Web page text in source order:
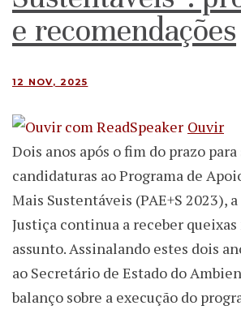
e recomendações
12 NOV, 2025
Ouvir
Dois anos após o fim do prazo para
candidaturas ao Programa de
Mais Sustentáveis (PAE+S 2023),
Justiça continua a receber queixas
assunto. Assinalando estes dois
ao Secretário de Estado do
balanço sobre a execução do